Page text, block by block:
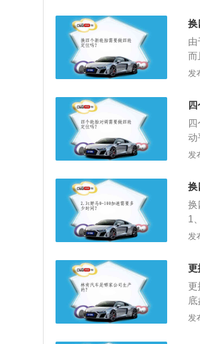
使
换
由
而
建
为
盘
发
动
加
安
个
发
换
换
1
胎
悬
发
更
更
换
发